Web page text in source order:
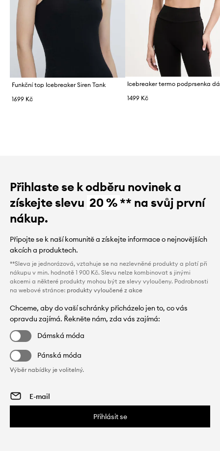
Funkční top Icebreaker Siren Tank
1699 Kč
1499 Kč
Přihlaste se k odběru novinek a
získejte slevu 20 %** na svůj první
nákup.
Připojte se k naší komunitě a získejte informace o nejnovějších
akcích a produktech.
**Sleva je jednorázová, vztahuje se na nezlevněné produkty a platí při
nákupu v min. hodnotě 1 900 Kč. Slevu nelze kombinovat s jinými
akcemi a některé produkty mohou být ze slevy vyloučeny. Podrobnosti
na webové stránce: produkty vyloučené z akce
Chceme, aby do vaší schránky přicházelo jen to, co vás
opravdu zajímá. Řekněte nám, zda vás zajímá:
Dámská móda
Pánská móda
Výběr nabídky je volitelný.
Přihlásit se